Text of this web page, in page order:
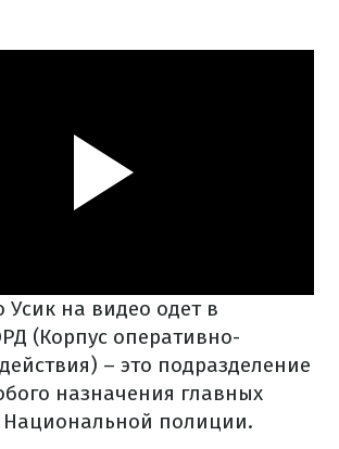
Усик на видео одет в
(Корпус оперативно-
– это подразделение
назначения главных
полиции.